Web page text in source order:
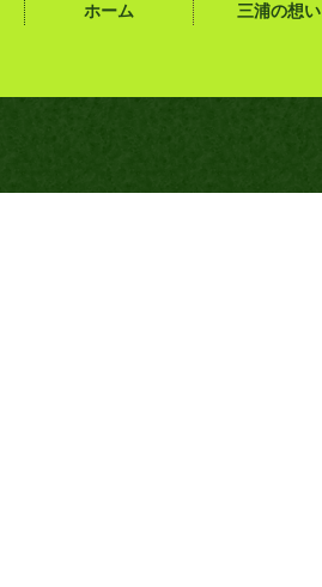
ホーム 三浦の想い